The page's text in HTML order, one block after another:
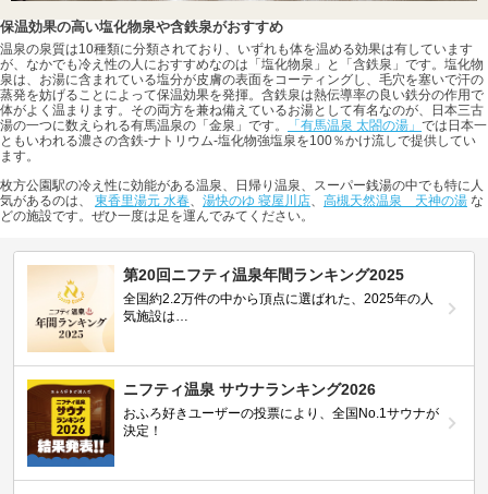
保温効果の高い塩化物泉や含鉄泉がおすすめ
温泉の泉質は10種類に分類されており、いずれも体を温める効果は有しています
が、なかでも冷え性の人におすすめなのは「塩化物泉」と「含鉄泉」です。塩化物
泉は、お湯に含まれている塩分が皮膚の表面をコーティングし、毛穴を塞いで汗の
蒸発を妨げることによって保温効果を発揮。含鉄泉は熱伝導率の良い鉄分の作用で
体がよく温まります。その両方を兼ね備えているお湯として有名なのが、日本三古
湯の一つに数えられる有馬温泉の「金泉」です。
「有馬温泉 太閤の湯」 では日本一
ともいわれる濃さの含鉄-ナトリウム-塩化物強塩泉を100％かけ流しで提供してい
ます。
枚方公園駅の冷え性に効能がある温泉、日帰り温泉、スーパー銭湯の中でも特に人
気があるのは、 東香里湯元 水春、 湯快のゆ 寝屋川店、 高槻天然温泉 天神の湯 な
どの施設です。ぜひ一度は足を運んでみてください。
第20回ニフティ温泉年間ランキング2025
全国約2.2万件の中から頂点に選ばれた、2025年の人
気施設は…
ニフティ温泉 サウナランキング2026
おふろ好きユーザーの投票により、全国No.1サウナが
決定！